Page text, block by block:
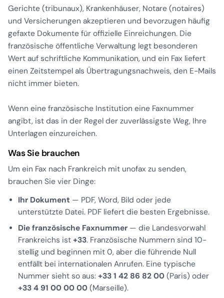
Gerichte (tribunaux), Krankenhäuser, Notare (notaires)
und Versicherungen akzeptieren und bevorzugen häufig
gefaxte Dokumente für offizielle Einreichungen. Die
französische öffentliche Verwaltung legt besonderen
Wert auf schriftliche Kommunikation, und ein Fax liefert
einen Zeitstempel als Übertragungsnachweis, den E-Mails
nicht immer bieten.
Wenn eine französische Institution eine Faxnummer
angibt, ist das in der Regel der zuverlässigste Weg, Ihre
Unterlagen einzureichen.
Was Sie brauchen
Um ein Fax nach Frankreich mit unofax zu senden,
brauchen Sie vier Dinge:
Ihr Dokument — PDF, Word, Bild oder jede
unterstützte Datei. PDF liefert die besten Ergebnisse.
Die französische Faxnummer — die Landesvorwahl
Frankreichs ist +33. Französische Nummern sind 10-
stellig und beginnen mit 0, aber die führende Null
entfällt bei internationalen Anrufen. Eine typische
Nummer sieht so aus: +33 1 42 86 82 00 (Paris) oder
+33 4 91 00 00 00 (Marseille).